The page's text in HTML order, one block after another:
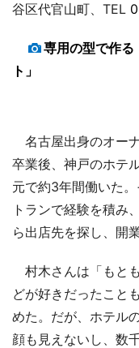
谷区代官山町、TEL
専用の型で作る
ト」
名古屋出身のオー
卒業後、神戸のホテ
元で約3年間働いた
トランで経験を積み
ら出店先を探し、開
村木さんは「もと
どが好きだったこと
めた。だが、ホテル
顔も見えないし、数